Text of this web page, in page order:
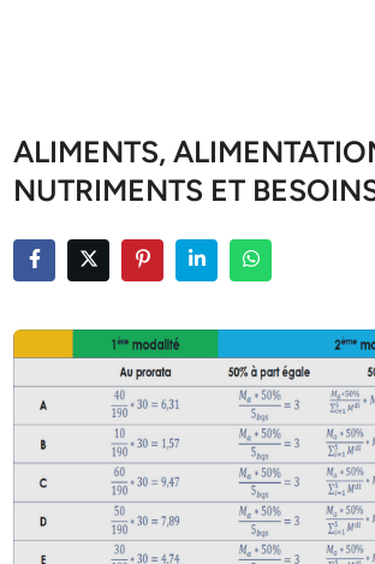
ALIMENTS,
NUTRIMENTS ET